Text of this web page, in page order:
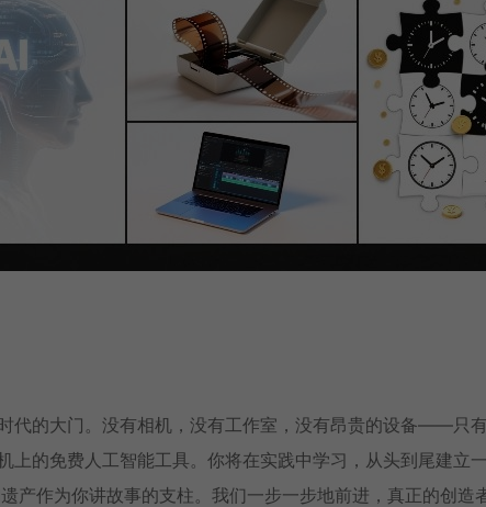
代的大门。没有相机，没有工作室，没有昂贵的设备——只
上的免费人工智能工具。你将在实践中学习，从头到尾建立
产作为你讲故事的支柱。我们一步一步地前进，真正的创造